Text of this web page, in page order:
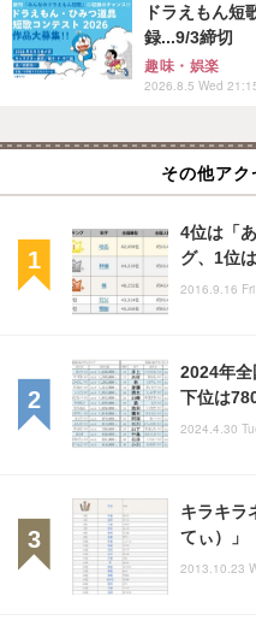
ドラえもん短
録...9/3締切
趣味・娯楽
2026.8.5 Wed
その他ア
4位は「
グ、1位
2016.9.16
2024年全
下位は
2024.4.30
キラキラ
てぃ）」
2013.10.23